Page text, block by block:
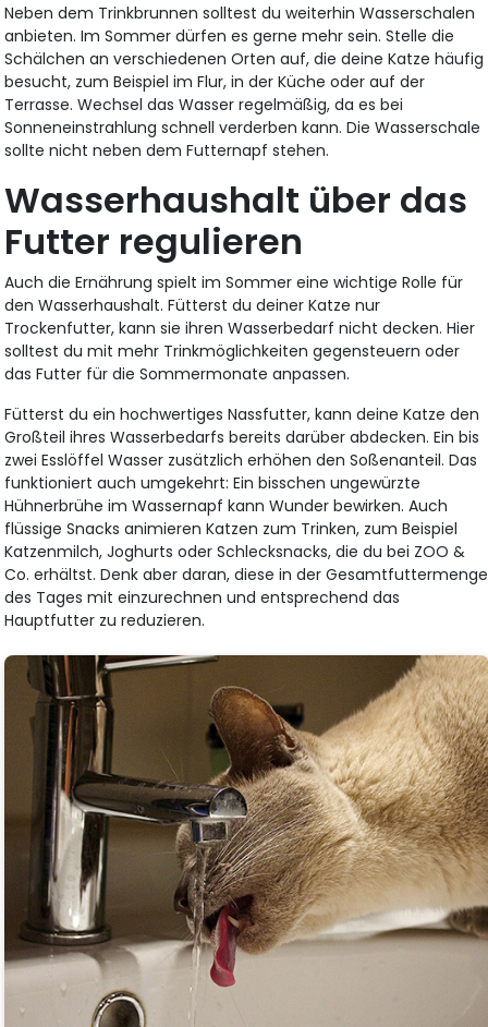
Neben dem Trinkbrunnen solltest du weiterhin Wasserschalen
anbieten. Im Sommer dürfen es gerne mehr sein. Stelle die
Schälchen an verschiedenen Orten auf, die deine Katze häufig
besucht, zum Beispiel im Flur, in der Küche oder auf der
Terrasse. Wechsel das Wasser regelmäßig, da es bei
Sonneneinstrahlung schnell verderben kann. Die Wasserschale
sollte nicht neben dem Futternapf stehen.
Wasserhaushalt über das
Futter regulieren
Auch die Ernährung spielt im Sommer eine wichtige Rolle für
den Wasserhaushalt. Fütterst du deiner Katze nur
Trockenfutter, kann sie ihren Wasserbedarf nicht decken. Hier
solltest du mit mehr Trinkmöglichkeiten gegensteuern oder
das Futter für die Sommermonate anpassen.
Fütterst du ein hochwertiges Nassfutter, kann deine Katze den
Großteil ihres Wasserbedarfs bereits darüber abdecken. Ein bis
zwei Esslöffel Wasser zusätzlich erhöhen den Soßenanteil. Das
funktioniert auch umgekehrt: Ein bisschen ungewürzte
Hühnerbrühe im Wassernapf kann Wunder bewirken. Auch
flüssige Snacks animieren Katzen zum Trinken, zum Beispiel
Katzenmilch, Joghurts oder Schlecksnacks, die du bei ZOO &
Co. erhältst. Denk aber daran, diese in der Gesamtfuttermenge
des Tages mit einzurechnen und entsprechend das
Hauptfutter zu reduzieren.